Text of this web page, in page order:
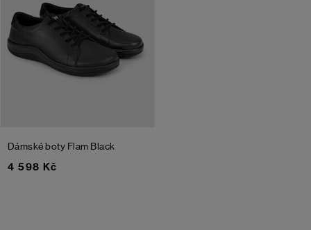
Dámské boty Flam Black
4 598 Kč